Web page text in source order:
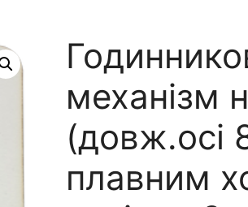
механізм
(довж.осі
плавним